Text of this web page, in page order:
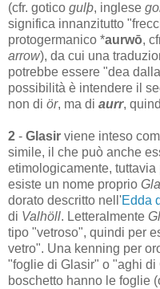
(cfr. gotico gulþ, inglese
significa innanzitutto
protogermanico *aurwō,
arrow), da cui una
potrebbe essere "dea
possibilità è intendere il
non di ör, ma di aurr,
2 - Glasir viene inteso
simile, il che può anche
etimologicamente,
esiste un nome proprio
dorato descritto nell'Edda
di Valhöll. Letteralmente
tipo "vetroso", quindi per
vetro". Una kenning per
"foglie di Glasir" o "aghi di
boschetto hanno le foglie